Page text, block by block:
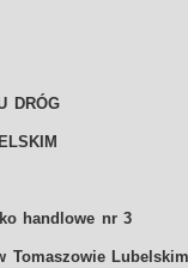
DRÓG
handlowe nr 3
Tomaszowie Lubelskim